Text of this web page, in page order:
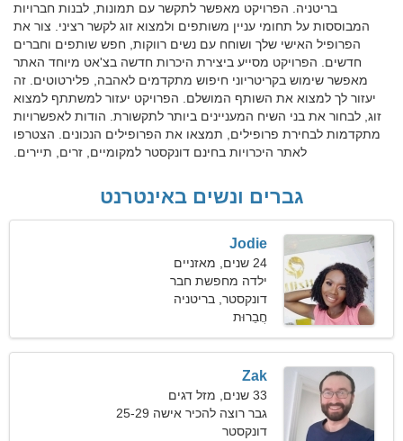
בריטניה. הפרויקט מאפשר לתקשר עם תמונות, לבנות חברויות
המבוססות על תחומי עניין משותפים ולמצוא זוג לקשר רציני. צור את
הפרופיל האישי שלך ושוחח עם נשים רווקות, חפש שותפים וחברים
חדשים. הפרויקט מסייע ביצירת היכרות חדשה בצ'אט מיוחד האתר
מאפשר שימוש בקריטריוני חיפוש מתקדמים לאהבה, פלירטוטים. זה
יעזור לך למצוא את השותף המושלם. הפרויקט יעזור למשתתף למצוא
זוג, לבחור את בני השיח המעניינים ביותר לתקשורת. הודות לאפשרויות
מתקדמות לבחירת פרופילים, תמצאו את הפרופילים הנכונים. הצטרפו
לאתר היכרויות בחינם דונקסטר למקומיים, זרים, תיירים.
גברים ונשים באינטרנט
Jodie
24 שנים, מאזניים
ילדה מחפשת חבר
דונקסטר, בריטניה
חֲבֵרוּת
Zak
33 שנים, מזל דגים
גבר רוצה להכיר אישה 25-29
דונקסטר